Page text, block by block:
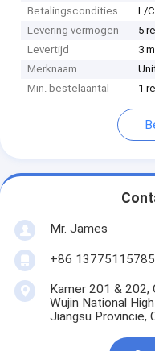
Betalingscondities
L/
Levering vermogen
5
Levertijd
3
Merknaam
Min. bestelaantal
1
Mr. James
+86 13775115785
Kamer 201 & 202,
Wujin National
Jiangsu Provincie,